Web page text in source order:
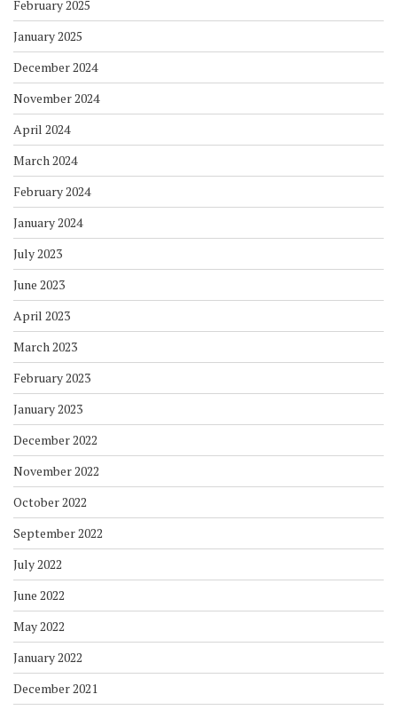
February 2025
January 2025
December 2024
November 2024
April 2024
March 2024
February 2024
January 2024
July 2023
June 2023
April 2023
March 2023
February 2023
January 2023
December 2022
November 2022
October 2022
September 2022
July 2022
June 2022
May 2022
January 2022
December 2021